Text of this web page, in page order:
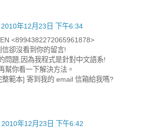
2010年12月23日 下午6:34
<8994382272065961878>
卻沒看到你的留言!
問題,因為我程式是針對中文語系!
幫你看一下解決方法。
範本] 寄到我的 email 信箱給我嗎?
2010年12月23日 下午6:42